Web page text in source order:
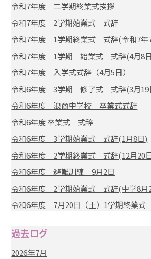
令和7年度 二学期終業式挨拶
令和7年度 2学期始業式 式辞
令和7年度 1学期終業式 式辞(令和7年
令和7年度 1学期 始業式 式辞(4月8
令和7年度 入学式式辞（4月5日）
令和6年度 3学期 修了式 式辞(3月19
令和6年度 浪商中学校 卒業式式辞
令和6年度 卒業式 式辞
令和6年度 3学期始業式 式辞(1月8日)
令和6年度 2学期終業式 式辞(12月20
令和6年度 避難訓練 9月2日
令和6年度 2学期始業式 式辞(中学8月
令和6年度 7月20日（土）1学期終業
過去ログ
2026年7月